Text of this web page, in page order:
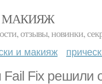
МАКИЯЖ
отзывы, новинки,
и макияж
Fix решили